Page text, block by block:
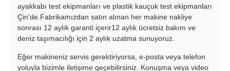
ayakkabı test ekipmanları ve plastik kauçuk test ekipmanları
Çin'de.Fabrikamızdan satın alınan her makine nakliye
sonrası 12 aylık garanti içerir12 aylık ücretsiz bakım ve
deniz taşımacılığı için 2 aylık uzatma sunuyoruz.
Eğer makineniz servis gerektiriyorsa, e-posta veya telefon
yoluyla bizimle iletişime geçebilirsiniz. Konuşma veya video